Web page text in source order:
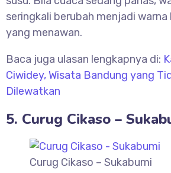
seringkali berubah menjadi warna
yang menawan.
Baca juga ulasan lengkapnya di:
Ciwidey, Wisata Bandung yang
Dilewatkan
5. Curug Cikaso –
Curug Cikaso – Sukabumi